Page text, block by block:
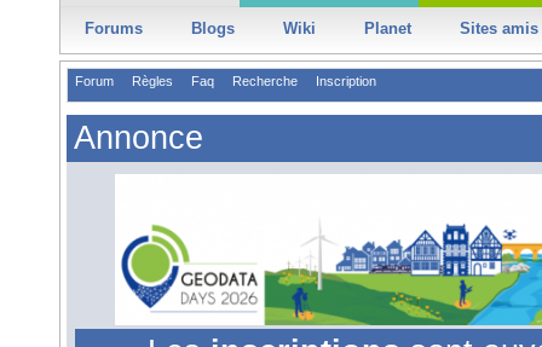
Forums Blogs Wiki Planet Sites amis
Forum Règles Faq Recherche Inscription
Annonce